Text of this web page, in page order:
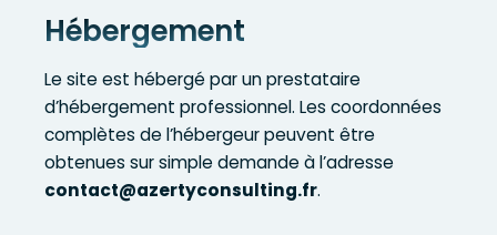
Hébergement
Le site est hébergé par un prestataire
d’hébergement professionnel. Les coordonnées
complètes de l’hébergeur peuvent être
obtenues sur simple demande à l’adresse
contact@azertyconsulting.fr.